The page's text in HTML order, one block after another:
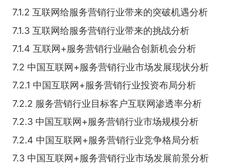
7.1.2 互联网给服务营销行业带来的突破机遇分析
7.1.3 互联网给服务营销行业带来的挑战分析
7.1.4 互联网+服务营销行业融合创新机会分析
7.2 中国互联网+服务营销行业市场发展现状分析
7.2.1 中国互联网+服务营销行业投资布局分析
7.2.2 服务营销行业目标客户互联网渗透率分析
7.2.3 中国互联网+服务营销行业市场规模分析
7.2.4 中国互联网+服务营销行业竞争格局分析
7.3 中国互联网+服务营销行业市场发展前景分析